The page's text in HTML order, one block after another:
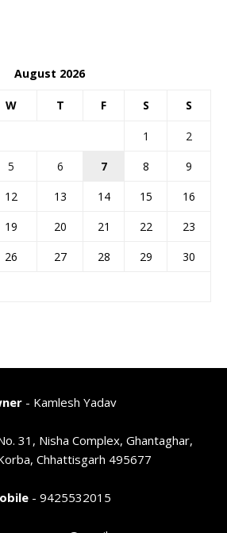
August 2026
W T F S S
1
2
5 6 7 8
9
12 13 14 15
16
19 20 21 22
23
26 27 28 29
30
- Kamlesh Yadav
31, Nisha Complex, Ghantaghar,
Chhattisgarh 495677
- 9425532015